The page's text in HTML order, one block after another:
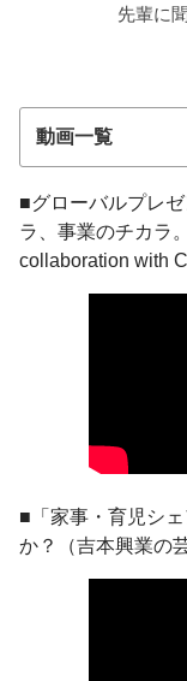
先輩に
動画一覧
■グローバルプレ
ラ、事業のチカラ
collaboration with
■「家事・育児シ
か？（吉本興業の